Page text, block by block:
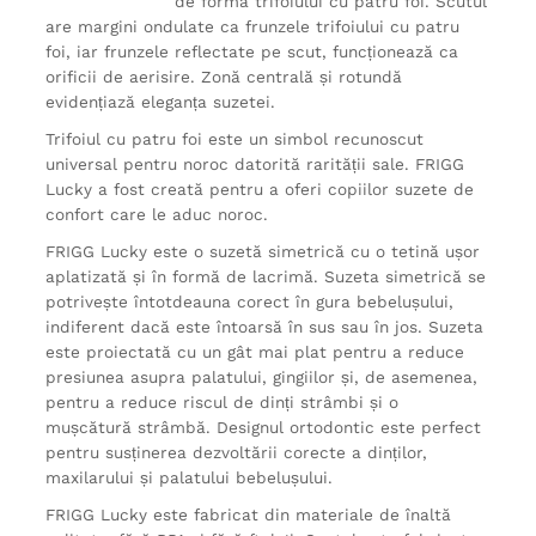
are margini ondulate ca frunzele trifoiului cu patru
foi, iar frunzele reflectate pe scut, funcționează ca
orificii de aerisire. Zonă centrală și rotundă
evidențiază eleganța suzetei.
Trifoiul cu patru foi este un simbol recunoscut
universal pentru noroc datorită rarității sale. FRIGG
Lucky a fost creată pentru a oferi copiilor suzete de
confort care le aduc noroc.
FRIGG Lucky este o suzetă simetrică cu o tetină ușor
aplatizată și în formă de lacrimă. Suzeta simetrică se
potrivește întotdeauna corect în gura bebelușului,
indiferent dacă este întoarsă în sus sau în jos. Suzeta
este proiectată cu un gât mai plat pentru a reduce
presiunea asupra palatului, gingiilor și, de asemenea,
pentru a reduce riscul de dinți strâmbi și o
mușcătură strâmbă. Designul ortodontic este perfect
pentru susținerea dezvoltării corecte a dinților,
maxilarului și palatului bebelușului.
FRIGG Lucky este fabricat din materiale de înaltă